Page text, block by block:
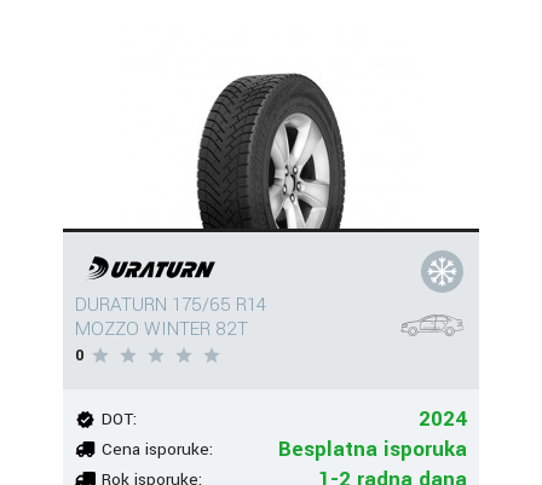
DURATURN 175/65 R14
MOZZO WINTER 82T
0
DOT: 2024
Cena isporuke: Besplatna isporuka
Rok isporuke: